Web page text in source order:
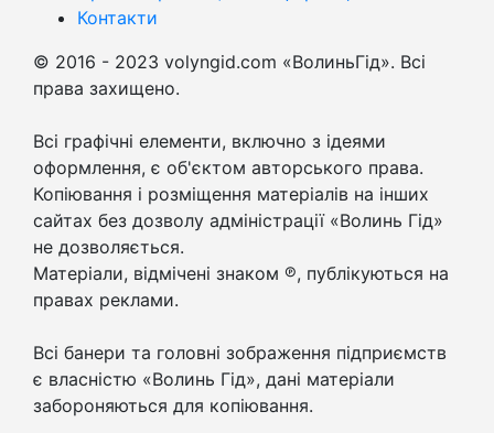
Контакти
© 2016 - 2023 volyngid.com «ВолиньГід». Всі
права захищено.
Всі графічні елементи, включно з ідеями
оформлення, є об'єктом авторського права.
Копіювання і розміщення матеріалів на інших
сайтах без дозволу адміністрації «Волинь Гід»
не дозволяється.
Матеріали, відмічені знаком ℗, публікуються на
правах реклами.
Всі банери та головні зображення підприємств
є власністю «Волинь Гід», дані матеріали
забороняються для копіювання.